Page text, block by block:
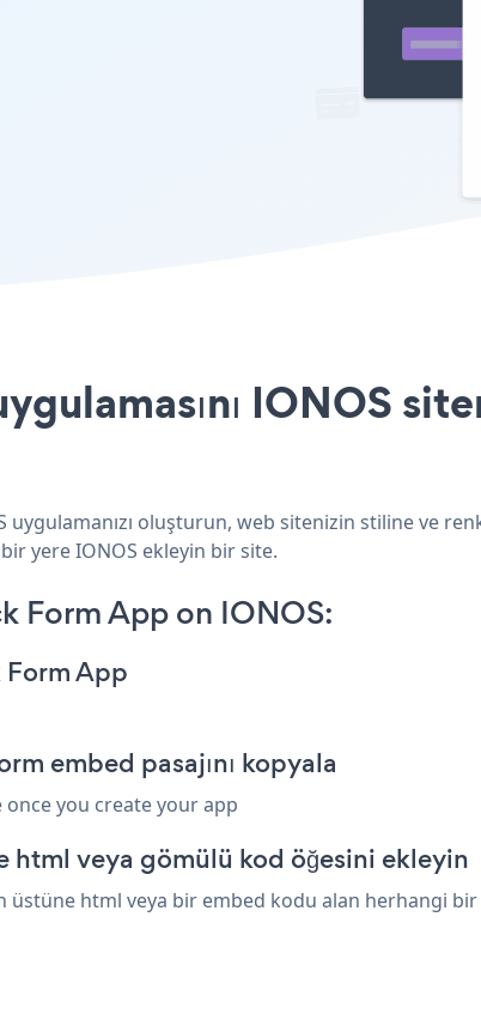
IONOS
oluşturun, web sitenizin stiline ve
yere IONOS ekleyin bir site.
Form App on IONOS:
Form App
embed pasajını kopyala
you create your app
html veya gömülü kod öğesini ekleyin
html veya bir embed kodu alan herhangi bir